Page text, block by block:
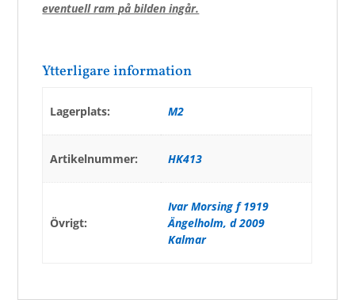
eventuell ram på bilden ingår.
Ytterligare information
Lagerplats: M2
Artikelnummer: HK413
Övrigt:
Ivar Morsing f 1919
Ängelholm, d 2009
Kalmar